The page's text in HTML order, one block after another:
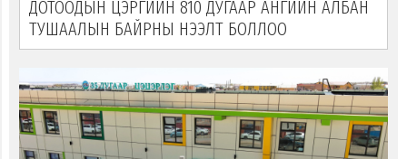
ДОТООДЫН ЦЭРГИЙН 810 ДУГААР АНГИЙН АЛБАН
ТУШААЛЫН БАЙРНЫ НЭЭЛТ БОЛЛОО